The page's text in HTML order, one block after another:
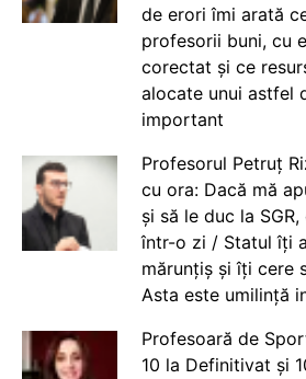
de erori îmi arată
profesorii buni, cu
corectat și ce
alocate unui astfel
important
Profesorul Petruț
cu ora: Dacă mă
și să le duc la
într-o zi / Statul îți
mărunțiș și îți cere
Asta este umilință
Profesoară de
10 la Definitivat și